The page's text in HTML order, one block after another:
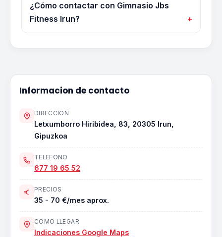
¿Cómo contactar con Gimnasio Jbs
Fitness Irun?
Informacion de contacto
DIRECCION
Letxumborro Hiribidea, 83, 20305 Irun,
Gipuzkoa
TELEFONO
677 19 65 52
PRECIOS
35 - 70 €/mes aprox.
COMO LLEGAR
Indicaciones Google Maps